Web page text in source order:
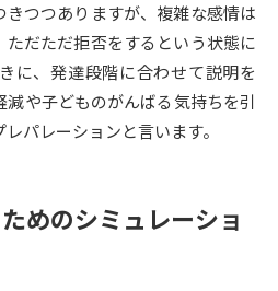
大学検索
調べる
奨学金・特待生制度特集
きつつありますが、複雑な感情は
ただただ拒否をするという状態に
に、発達段階に合わせて説明を
減や子どものがんばる気持ちを引
パレーションと言います。
めのシミュレーショ